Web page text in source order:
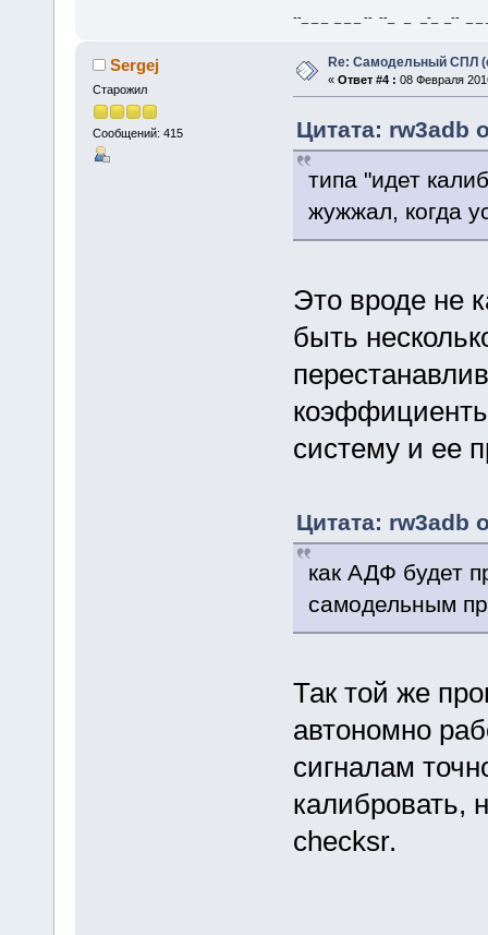
--_ _ _ _ _ _ -- --_ _ _-_ _-- _ _
Sergej
Старожил
Сообщений: 415
Re: Самодельный СПЛ
« Ответ #4 : 08 Февраля
Цитата: rw3adb
типа "идет
жужжал, когда
Это вроде не
быть
систему и ее
Цитата: rw3adb
как АДФ будет
самодельным
Так той же
автономно
сигналам
калибровать,
checksr.